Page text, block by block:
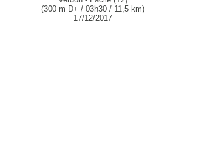
(300 m D+ / 03h30 / 11,5 km)
17/12/2017